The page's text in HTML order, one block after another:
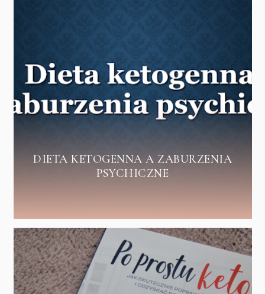
DIETA KETOGENNA A ZABURZENIA
PSYCHICZNE